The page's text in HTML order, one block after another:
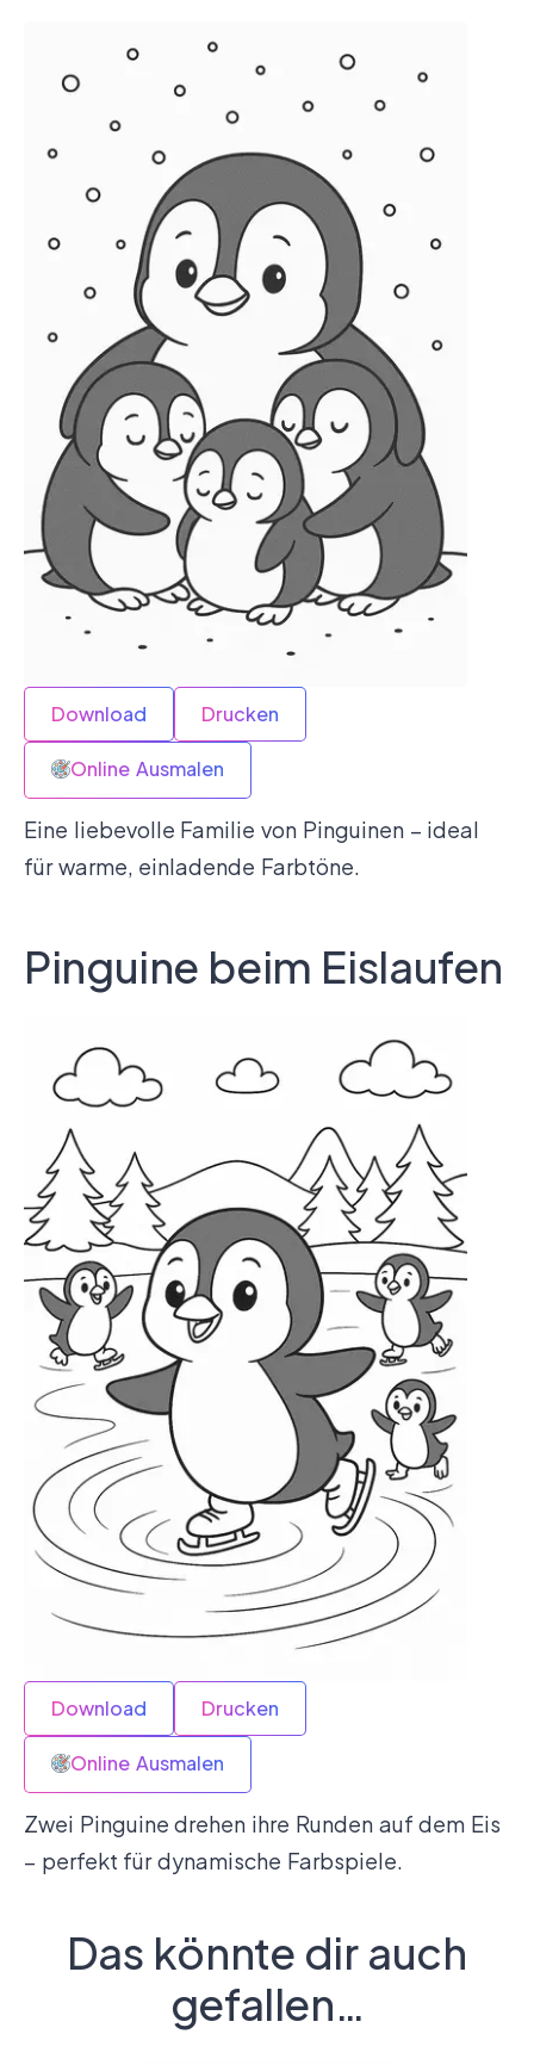
Download Drucken
Online Ausmalen
Eine liebevolle Familie von Pinguinen – ideal
für warme, einladende Farbtöne.
Pinguine beim Eislaufen
Download Drucken
Online Ausmalen
Zwei Pinguine drehen ihre Runden auf dem Eis
– perfekt für dynamische Farbspiele.
Das könnte dir auch
gefallen…